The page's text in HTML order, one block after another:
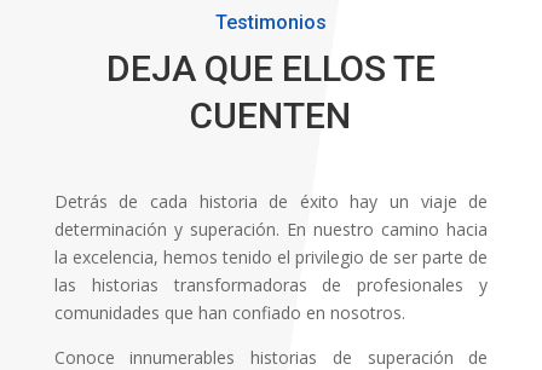
Testimonios
DEJA QUE ELLOS TE
CUENTEN
Detrás de cada historia de éxito hay un viaje de
determinación y superación. En nuestro camino hacia
la excelencia, hemos tenido el privilegio de ser parte de
las historias transformadoras de profesionales y
comunidades que han confiado en nosotros.
Conoce innumerables historias de superación de